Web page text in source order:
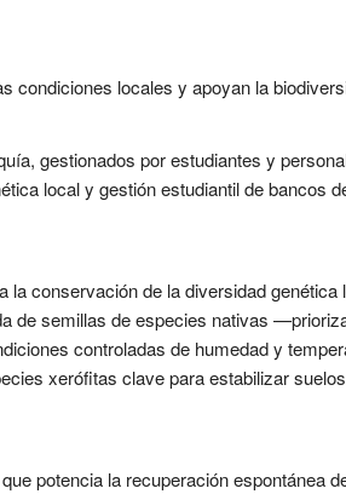
condiciones locales y apoyan la
gestionados por estudiantes y
local y gestión estudiantil de bancos
conservación de la diversidad
de semillas de especies nativas
controladas de humedad y
xerófitas clave para estabilizar
potencia la recuperación espontánea